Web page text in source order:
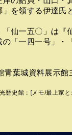
を領する伊達氏
「仙一五〇」は『
「一四一号」・
青葉城資料展示館
歴史館 ：[メモ/最上家